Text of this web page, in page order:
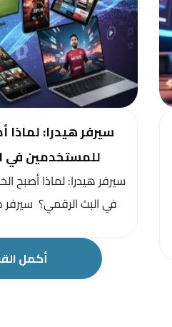
سيرفر هيدرا: لماذا
للمستخدمين في
سيرفر هيدرا: لماذا أصبح
في البث الرقمي؟
أكمل